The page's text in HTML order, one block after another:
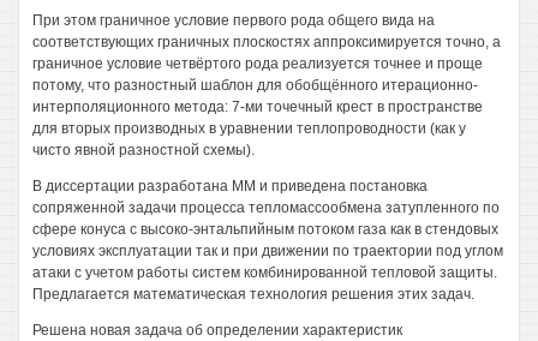
При этом граничное условие первого рода общего вида на
соответствующих граничных плоскостях аппроксимируется точно, а
граничное условие четвёртого рода реализуется точнее и проще
потому, что разностный шаблон для обобщённого итерационно-
интерполяционного метода: 7-ми точечный крест в пространстве
для вторых производных в уравнении теплопроводности (как у
чисто явной разностной схемы).
В диссертации разработана ММ и приведена постановка
сопряженной задачи процесса тепломассообмена затупленного по
сфере конуса с высоко-энтальпийным потоком газа как в стендовых
условиях эксплуатации так и при движении по траектории под углом
атаки с учетом работы систем комбинированной тепловой защиты.
Предлагается математическая технология решения этих задач.
Решена новая задача об определении характеристик